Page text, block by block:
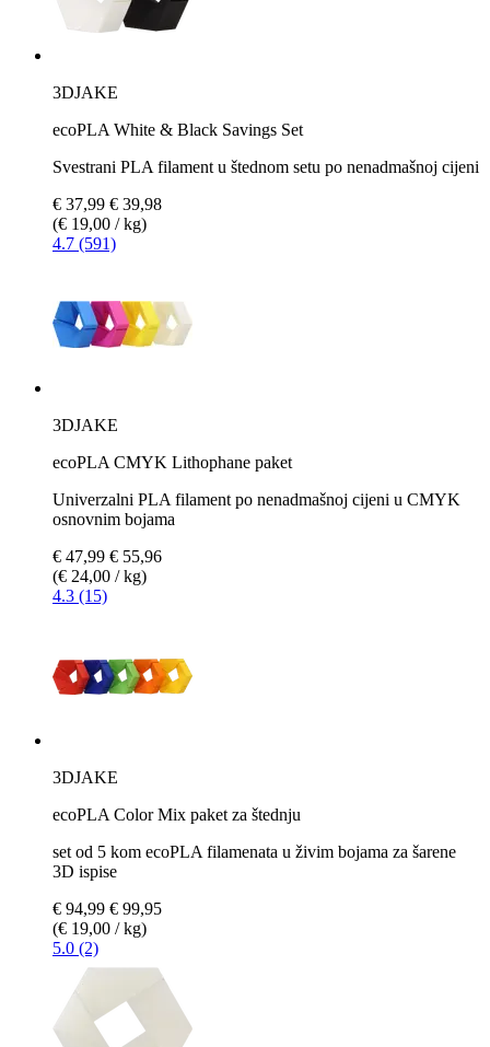
3DJAKE
ecoPLA White & Black Savings Set
Svestrani PLA filament u štednom setu po nenadmašnoj cijeni
€ 37,99 € 39,98
(€ 19,00 / kg)
4.7 (591)
3DJAKE
ecoPLA CMYK Lithophane paket
Univerzalni PLA filament po nenadmašnoj cijeni u CMYK
osnovnim bojama
€ 47,99 € 55,96
(€ 24,00 / kg)
4.3 (15)
3DJAKE
ecoPLA Color Mix paket za štednju
set od 5 kom ecoPLA filamenata u živim bojama za šarene
3D ispise
€ 94,99 € 99,95
(€ 19,00 / kg)
5.0 (2)